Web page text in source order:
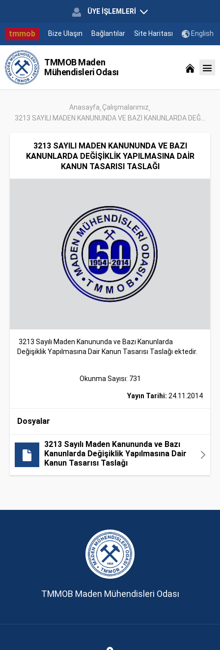
ÜYE İŞLEMLERİ
tmmob Bize Ulaşın Bağlantılar Site Haritası English
TMMOB Maden
Mühendisleri Odası
Anasayfa Çalışmalarımız
3213 SAYILI MADEN KANUNUNDA VE BAZI KANUNLARDA DEĞ...
3213 SAYILI MADEN KANUNUNDA VE BAZI
KANUNLARDA DEĞİŞİKLİK YAPILMASINA DAİR
KANUN TASARISI TASLAĞI
3213 Sayılı Maden Kanununda ve Bazı Kanunlarda
Değişiklik Yapılmasına Dair Kanun Tasarısı Taslağı ektedir.
Okunma Sayısı: 731
Yayın Tarihi: 24.11.2014
Dosyalar
3213 Sayılı Maden Kanununda ve Bazı
Kanunlarda Değişiklik Yapılmasına Dair
Kanun Tasarısı Taslağı
TMMOB Maden Mühendisleri Odası